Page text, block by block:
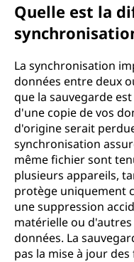
Quelle est la
La synchronisation
données entre deux
que la sauvegarde
d'une copie de vos
d'origine serait
synchronisation
même fichier sont
plusieurs appareils,
protège uniquement
une suppression
matérielle ou
données. La
pas la mise à jour